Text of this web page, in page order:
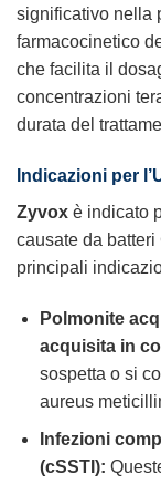
significativo nella
farmacocinetico
che facilita il
concentrazioni
durata del
Indicazioni per
Zyvox è indicato
causate da
principali
Polmonite
acquisita in
sospetta o si
aureus
Infezioni
(cSSTI):